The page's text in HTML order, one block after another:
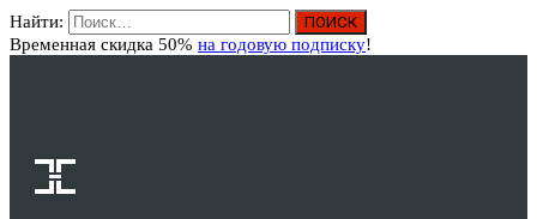
Найти:
Временная скидка 50% на годовую подписку!